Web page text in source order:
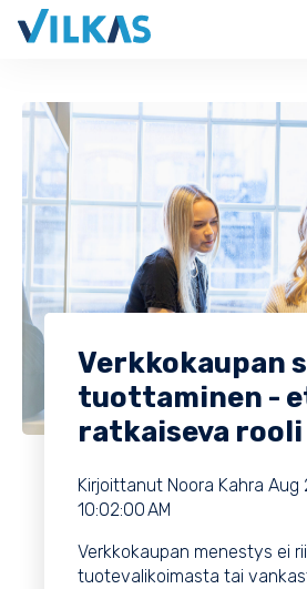
Verkkokaupan
tuottaminen -
ratkaiseva rooli
Kirjoittanut Noora Kahra Aug
10:02:00 AM
Verkkokaupan menestys ei
tuotevalikoimasta tai